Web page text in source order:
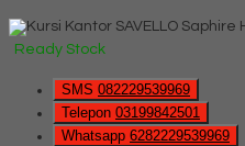
Ready Stock
SMS 082229539969
Telepon 03199842501
Whatsapp 6282229539969